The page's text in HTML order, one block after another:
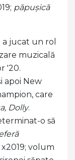
păpușică
a jucat un rol
muzicală
'20.
apoi New
care
Dolly.
o să
volum